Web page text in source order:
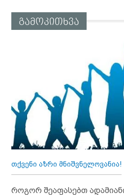
გამოკითხვა
თქვენი აზრი მნიშვნელოვანია!
როგორ შეაფასებთ